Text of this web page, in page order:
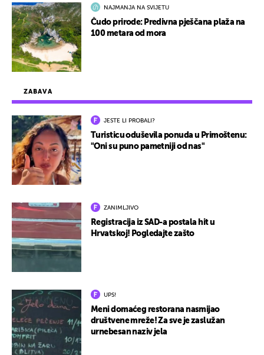
ZABAVA
JESTE LI PROBALI?
Turisticu oduševila ponuda u Primoštenu:
"Oni su puno pametniji od nas"
ZANIMLJIVO
Registracija iz SAD-a postala hit u
Hrvatskoj! Pogledajte zašto
UPS!
Meni domaćeg restorana nasmijao
društvene mreže! Za sve je zaslužan
urnebesan naziv jela
NAJMANJA NA SVIJETU
Čudo prirode: Predivna pješčana plaža na
100 metara od mora